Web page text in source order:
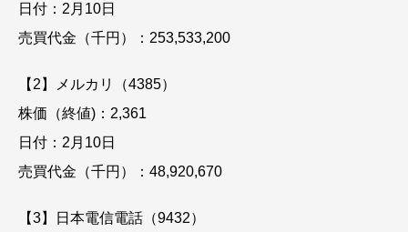
日付：2月10日
売買代金（千円）：253,533,200
【2】メルカリ（4385）
株価（終値)：2,361
日付：2月10日
売買代金（千円）：48,920,670
【3】日本電信電話（9432）